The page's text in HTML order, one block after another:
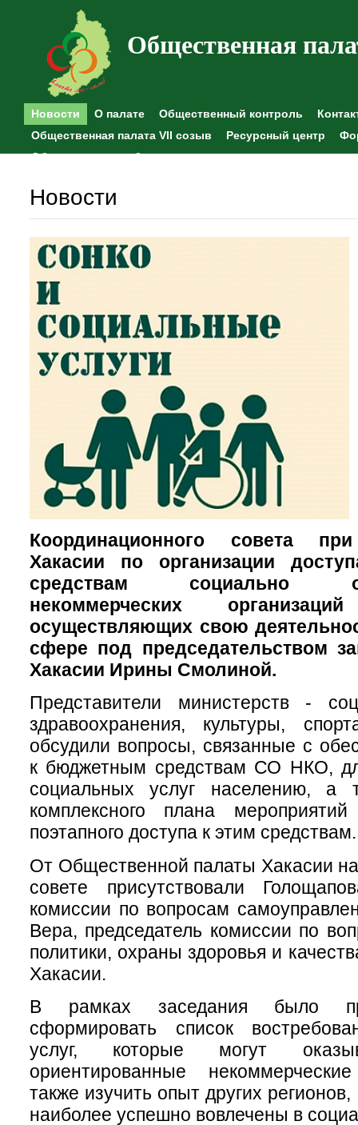
Общественная
Новости О палате Общественный контроль
Общественная палата VII созыв
Ресурсный центр
Общественные наблюдения
Новости
Координационного совета
Хакасии по организации
средствам социально
некоммерческих
осуществляющих свою
сфере под председательством
Хакасии Ирины Смолиной.
Представители министерств -
здравоохранения, культуры,
обсудили вопросы, связанные с
к бюджетным средствам СО НКО,
социальных услуг населению, а
комплексного плана
поэтапного доступа к этим средствам.
От Общественной палаты Хакасии
совете присутствовали
комиссии по вопросам
Вера, председатель комиссии по
политики, охраны здоровья и
Хакасии.
В рамках заседания было
сформировать список
услуг, которые могут
ориентированные
также изучить опыт других
наиболее успешно вовлечены в